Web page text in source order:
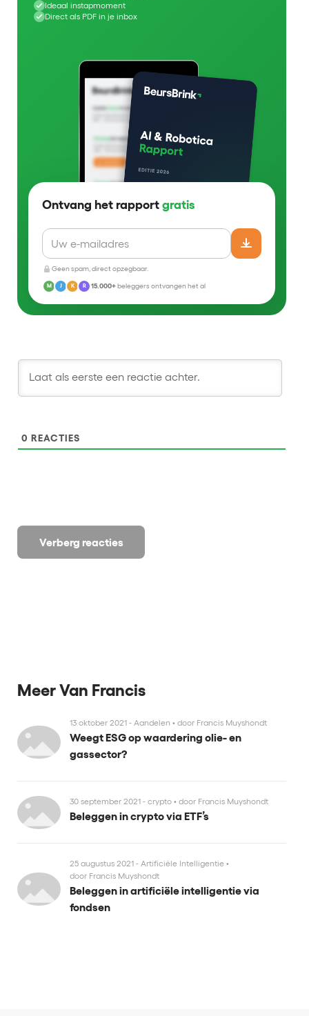
Ideaal instapmoment
Direct als PDF in je inbox
Ontvang het rapport gratis
Geen spam, direct opzegbaar.
M J K R 15.000+beleggers ontvangen het al
Verberg reacties
0 REACTIES
Meer Van Francis
13 oktober 2021 - Aandelen • door Francis Muyshondt
Weegt ESG op waardering olie- en
gassector?
30 september 2021 - crypto • door Francis Muyshondt
Beleggen in crypto via ETF’s
25 augustus 2021 - Artificiële Intelligentie •
door Francis Muyshondt
Beleggen in artificiële intelligentie via
fondsen